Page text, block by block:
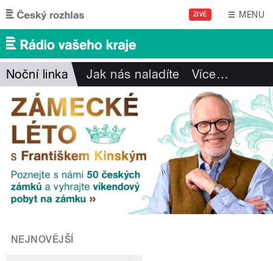
Přejít k hlavnímu obsahu
ŽIVĚ MENU
Noční linka Jak nás naladíte Více…
NEJNOVĚJŠÍ